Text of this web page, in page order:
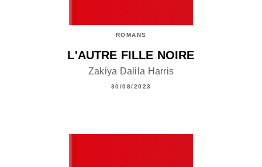
ROMANS
L'AUTRE FILLE NOIRE
Zakiya Dalila Harris
30/08/2023